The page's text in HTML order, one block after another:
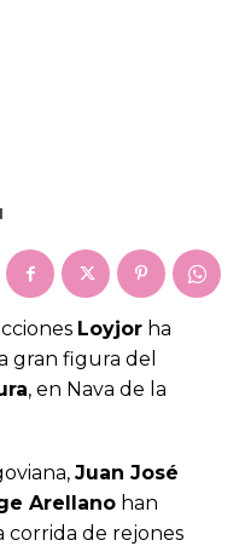
Loyjor ha
gran figura del
, en Nava de la
Juan José
Arellano han
corrida de rejones